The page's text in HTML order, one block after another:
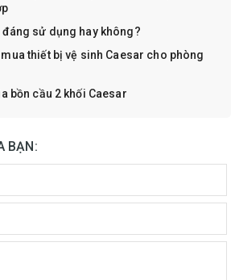
sử dụng hay không?
thiết bị vệ sinh Caesar cho phòng
bồn cầu 2 khối Caesar
BẠN: